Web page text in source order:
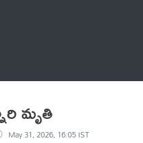
మృతి
May 31, 2026, 16:05 IST